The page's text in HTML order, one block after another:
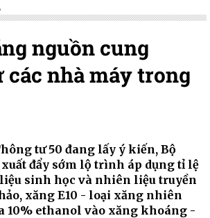
nguồn cung
các nhà máy trong
tư 50 đang lấy ý kiến, Bộ
đẩy sớm lộ trình áp dụng tỉ lệ
sinh học và nhiên liệu truyền
xăng E10 - loại xăng nhiên
10% ethanol vào xăng khoáng -